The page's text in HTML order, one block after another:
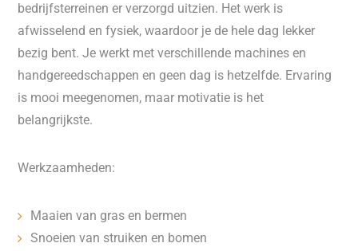
bedrijfsterreinen er verzorgd uitzien. Het werk is
afwisselend en fysiek, waardoor je de hele dag lekker
bezig bent. Je werkt met verschillende machines en
handgereedschappen en geen dag is hetzelfde. Ervaring
is mooi meegenomen, maar motivatie is het
belangrijkste.
Werkzaamheden:
Maaien van gras en bermen
Snoeien van struiken en bomen